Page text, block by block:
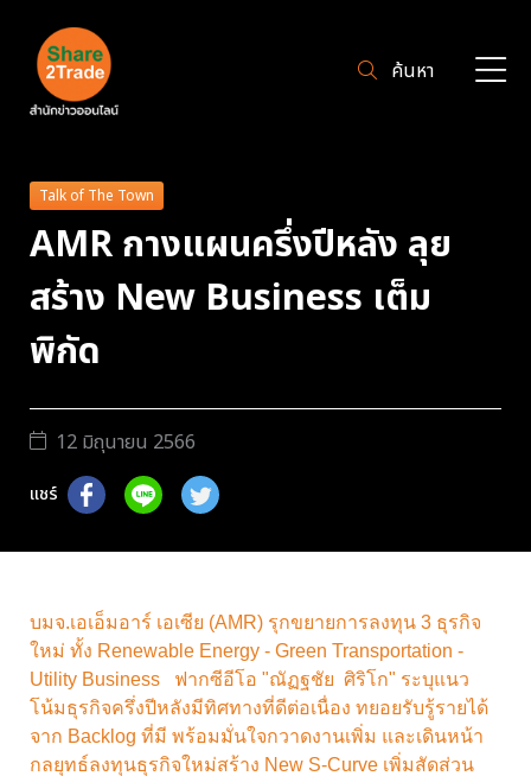
ค้นหา
Talk of The Town
AMR กางแผนครึ่งปีหลัง ลุย
สร้าง New Business เต็ม
พิกัด
12 มิถุนายน 2566
แชร์
บมจ.เอเอ็มอาร์ เอเซีย (AMR) รุกขยายการลงทุน 3 ธุรกิจ
ใหม่ ทั้ง Renewable Energy - Green Transportation -
Utility Business ฟากซีอีโอ "ณัฏฐชัย ศิริโก" ระบุแนว
โน้มธุรกิจครึ่งปีหลังมีทิศทางที่ดีต่อเนื่อง ทยอยรับรู้รายได้
จาก Backlog ที่มี พร้อมมั่นใจกวาดงานเพิ่ม และเดินหน้า
กลยุทธ์ลงทุนธุรกิจใหม่สร้าง New S-Curve เพิ่มสัดส่วน